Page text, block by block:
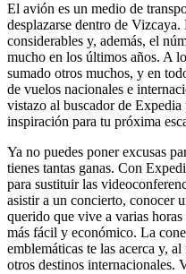
El avión es un medio de
desplazarse dentro de
considerables y, además, el
mucho en los últimos años. A
sumado otros muchos, y en
de vuelos nacionales e
vistazo al buscador de
inspiración para tu próxima
Ya no puedes poner excusas
tienes tantas ganas. Con
para sustituir las
asistir a un concierto, conocer
querido que vive a varias
más fácil y económico. La
emblemáticas te las acerca y,
otros destinos internacionales.